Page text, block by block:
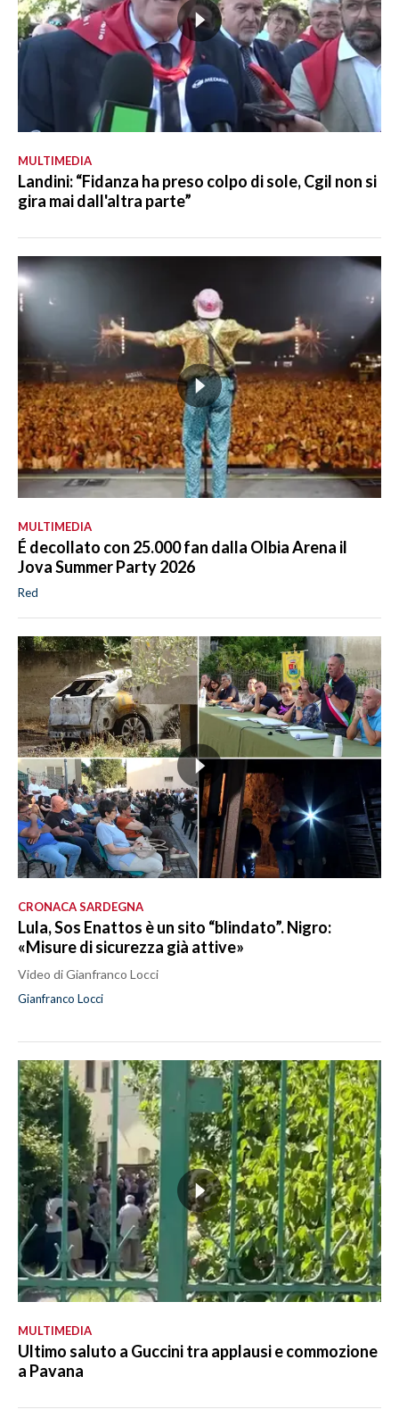
MULTIMEDIA
Landini: “Fidanza ha preso colpo di sole, Cgil non si
gira mai dall'altra parte”
MULTIMEDIA
É decollato con 25.000 fan dalla Olbia Arena il
Jova Summer Party 2026
Red
CRONACA SARDEGNA
Lula, Sos Enattos è un sito “blindato”. Nigro:
«Misure di sicurezza già attive»
Video di Gianfranco Locci
Gianfranco Locci
MULTIMEDIA
Ultimo saluto a Guccini tra applausi e commozione
a Pavana